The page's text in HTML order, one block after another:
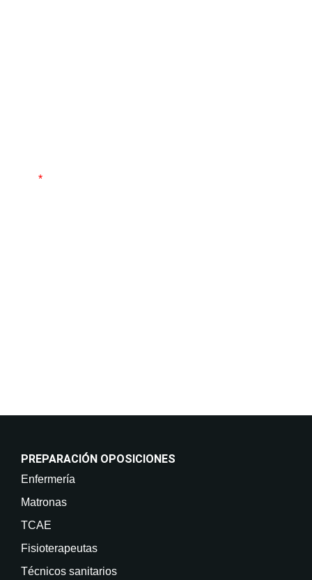
*Hacemos un trato totalmente respetuoso de tus
PREPARACIÓN OPOSICIONES
Enfermería
Matronas
TCAE
Fisioterapeutas
Técnicos sanitarios